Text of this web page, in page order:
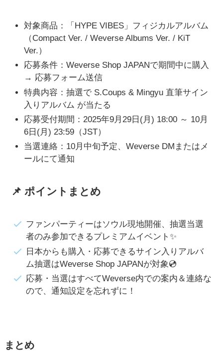
対象商品：「HYPE VIBES」フィジカルアルバム
（Compact Ver. / Weverse Albums Ver. / KiT
Ver.）
応募条件：Weverse Shop JAPANで期間中に購入
→ 応募フォーム送信
特典内容：抽選で S.Coups & Mingyu 直筆サイン
入りアルバム が当たる
応募受付期間：2025年9月29日(月) 18:00 ～ 10月
6日(月) 23:59（JST）
当選連絡：10月中旬予定、Weverse DMまたはメ
ールにて通知
📌 ポイントまとめ
ファンパーティーはソウル現地開催、抽選当選
者のみ参加できるプレミアムイベント✨
日本からも購入・応募できるサイン入りアルバ
ム抽選はWeverse Shop JAPANが対象💿
応募・当選はすべてWeverse内での案内＆連絡な
ので、通知設定を忘れずに！
まとめ